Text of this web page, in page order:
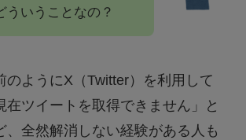
ういうことなの？
のようにX（Twitter）を利用して
在ツイートを取得できません」と
、全然解消しない経験がある人も